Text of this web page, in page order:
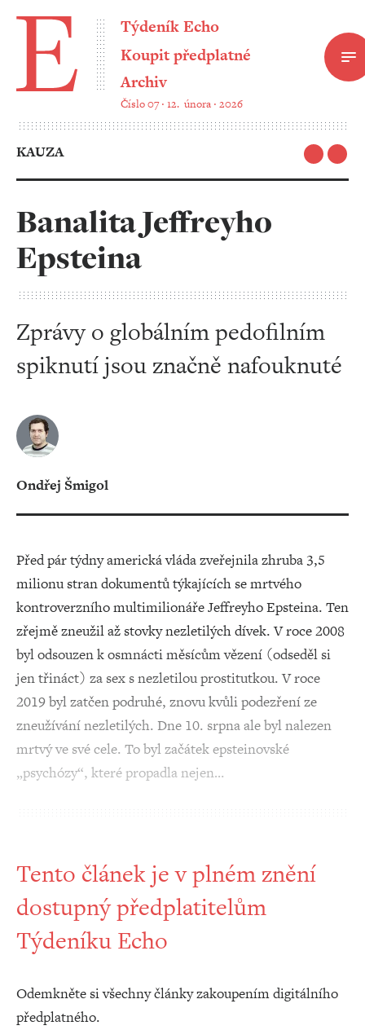
Týdeník Echo
Koupit předplatné
Archiv
Číslo 07 ‧ 12. února ‧ 2026
KAUZA
Banalita Jeffreyho
Epsteina
Zprávy o globálním pedofilním
spiknutí jsou značně nafouknuté
Ondřej Šmigol
Před pár týdny americká vláda zveřejnila zhruba 3,5
milionu stran dokumentů týkajících se mrtvého
kontroverzního multimilionáře Jeffreyho Epsteina. Ten
zřejmě zneužil až stovky nezletilých dívek. V roce 2008
byl odsouzen k osmnácti měsícům vězení (odseděl si
jen třináct) za sex s nezletilou prostitutkou. V roce
2019 byl zatčen podruhé, znovu kvůli podezření ze
zneužívání nezletilých. Dne 10. srpna ale byl nalezen
mrtvý ve své cele. To byl začátek epsteinovské
„psychózy“, které propadla nejen…
Tento článek je v plném znění
dostupný předplatitelům
Týdeníku Echo
Odemkněte si všechny články zakoupením digitálního
předplatného.